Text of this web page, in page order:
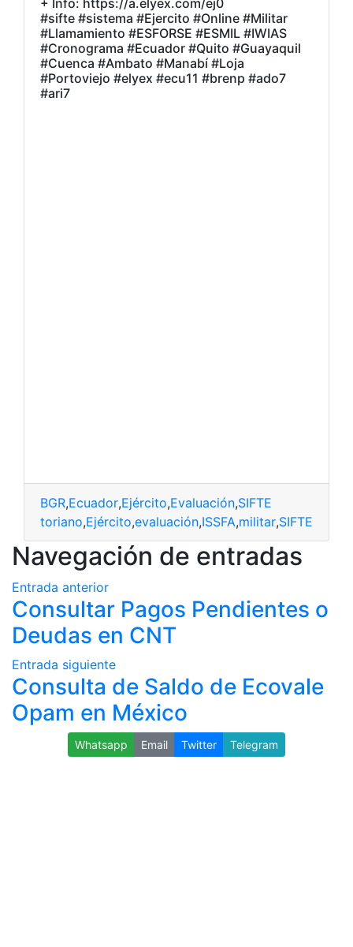
+ Info: https://a.elyex.com/ej0
#sifte #sistema #Ejercito #Online #Militar
#Llamamiento #ESFORSE #ESMIL #IWIAS
#Cronograma #Ecuador #Quito #Guayaquil
#Cuenca #Ambato #Manabí #Loja
#Portoviejo #elyex #ecu11 #brenp #ado7
#ari7
BGR,Ecuador,Ejército,Evaluación,SIFTE
ecuatoriano,Ejército,evaluación,ISSFA,militar,SIFTE
Navegación de entradas
Entrada anterior
Consultar Pagos Pendientes o
Deudas en CNT
Entrada siguiente
Consulta de Saldo de Ecovale
Opam en México
Whatsapp Email Twitter Telegram